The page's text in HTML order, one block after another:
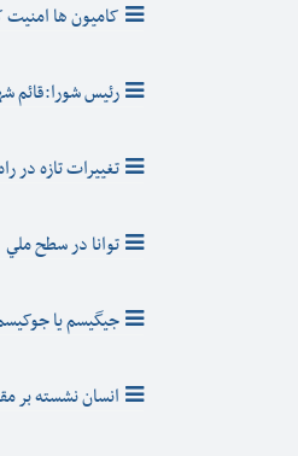
کاميون ها امنيت
رئيس شورا:قائم
تغييرات تازه در
توانا در سطح ملي
جیگیسم یا
انسان نشسته بر